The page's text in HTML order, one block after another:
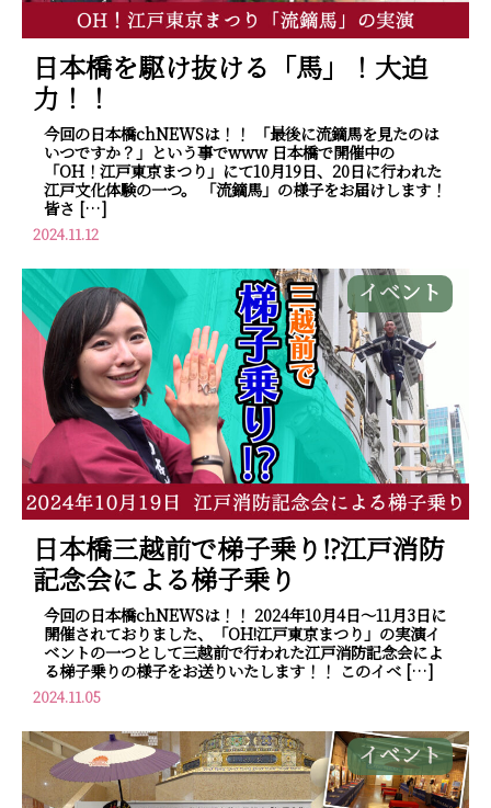
日本橋を駆け抜ける「馬」！大迫
力！！
今回の日本橋chNEWSは！！ 「最後に流鏑馬を見たのは
いつですか？」という事でwww 日本橋で開催中の
「OH！江戸東京まつり」にて10月19日、20日に行われた
江戸文化体験の一つ。 「流鏑馬」の様子をお届けします！
皆さ […]
2024.11.12
イベント
日本橋三越前で梯子乗り⁉江戸消防
記念会による梯子乗り
今回の日本橋chNEWSは！！ 2024年10月4日～11月3日に
開催されておりました、「OH!江戸東京まつり」の実演イ
ベントの一つとして三越前で行われた江戸消防記念会によ
る梯子乗りの様子をお送りいたします！！ このイベ […]
2024.11.05
イベント